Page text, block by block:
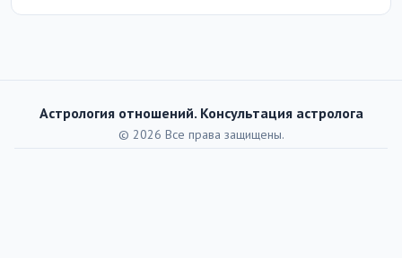
Астрология отношений. Консультация астролога
© 2026 Все права защищены.